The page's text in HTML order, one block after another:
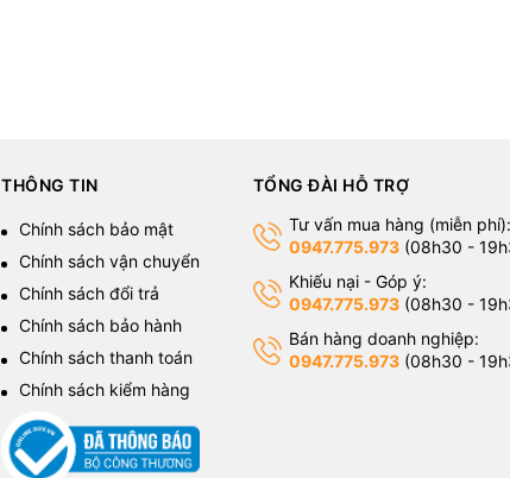
THÔNG TIN
Chính sách bảo mật
Chính sách vận chuyển
Chính sách đổi trả
Chính sách bảo hành
Chính sách thanh toán
Chính sách kiểm hàng
TỔNG ĐÀI HỖ TRỢ
Tư vấn mua hàng (miễn phí):
0947.775.973(08h30 -
Khiếu nại - Góp ý:
0947.775.973(08h30 -
Bán hàng doanh nghiệp:
0947.775.973(08h30 -